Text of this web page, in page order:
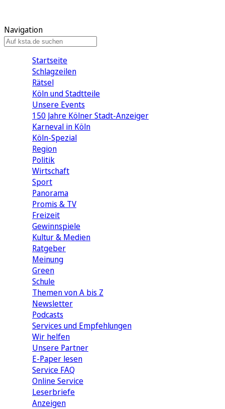
Navigation
Startseite
Schlagzeilen
Rätsel
Köln und Stadtteile
Unsere Events
150 Jahre Kölner Stadt-Anzeiger
Karneval in Köln
Köln-Spezial
Region
Politik
Wirtschaft
Sport
Panorama
Promis & TV
Freizeit
Gewinnspiele
Kultur & Medien
Ratgeber
Meinung
Green
Schule
Themen von A bis Z
Newsletter
Podcasts
Services und Empfehlungen
Wir helfen
Unsere Partner
E-Paper lesen
Service FAQ
Online Service
Leserbriefe
Anzeigen